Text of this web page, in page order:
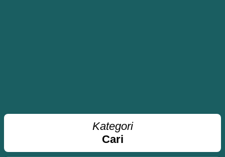
Kategori
Cari